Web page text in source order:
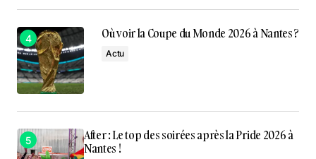
Où voir la Coupe du Monde 2026 à Nantes ?
Actu
After : Le top des soirées après la Pride 2026 à
Nantes !